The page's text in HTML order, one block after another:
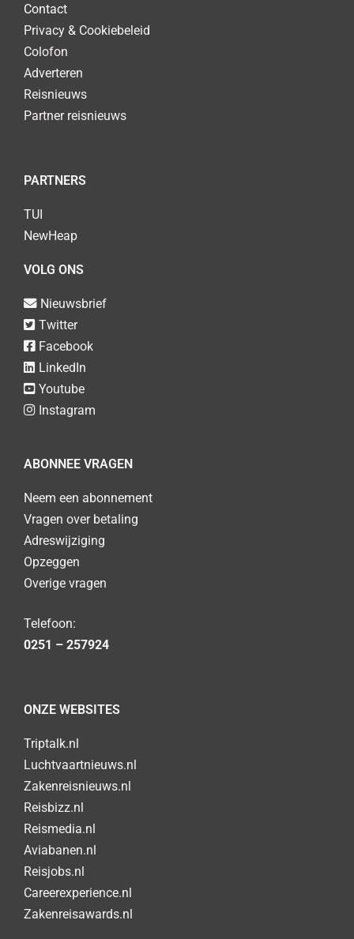
Contact
Privacy & Cookiebeleid
Colofon
Adverteren
Reisnieuws
Partner reisnieuws
PARTNERS
TUI
NewHeap
VOLG ONS
Nieuwsbrief
Twitter
Facebook
LinkedIn
Youtube
Instagram
ABONNEE VRAGEN
Neem een abonnement
Vragen over betaling
Adreswijziging
Opzeggen
Overige vragen
Telefoon:
0251 – 257924
ONZE WEBSITES
Triptalk.nl
Luchtvaartnieuws.nl
Zakenreisnieuws.nl
Reisbizz.nl
Reismedia.nl
Aviabanen.nl
Reisjobs.nl
Careerexperience.nl
Zakenreisawards.nl